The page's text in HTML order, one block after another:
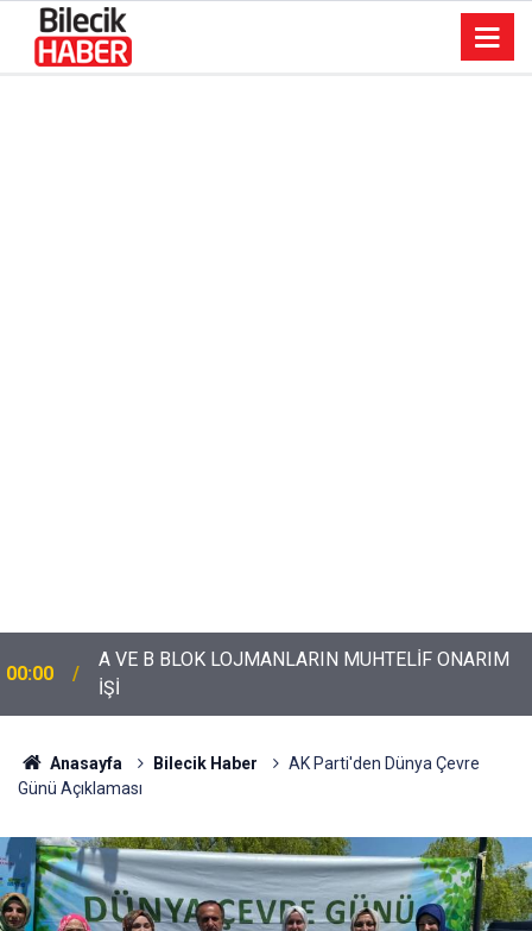
00:00
A VE B BLOK LOJMANLARIN MUHTELİF ONARIM
İŞİ
Anasayfa Bilecik Haber
AK Parti'den Dünya Çevre
Günü Açıklaması